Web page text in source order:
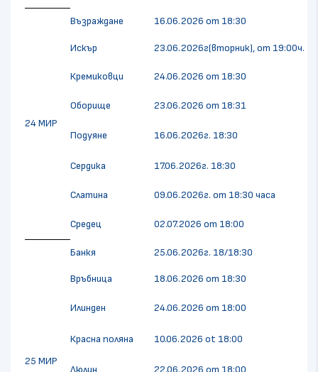
24 МИР
Възраждане 16.06.2026 от 18:30
Искър 23.06.2026г(вторник), от 19:00ч.
Кремиковци 24.06.2026 от 18:30
Оборище 23.06.2026 от 18:31
Подуяне 16.06.2026г. 18:30
Сердика 17.06.2026г. 18:30
Слатина 09.06.2026г. от 18:30 часа
Средец 02.07.2026 от 18:00
25 МИР
Банкя 25.06.2026г. 18/18:30
Връбница 18.06.2026 от 18:30
Илинден 24.06.2026 от 18:00
Красна поляна 10.06.2026 ot 18:00
Люлин 22.06.2026 от 18:00